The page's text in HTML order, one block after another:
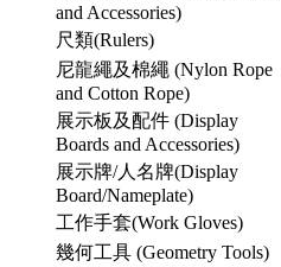
and Accessories)
尺類(Rulers)
尼龍繩及棉繩 (Nylon Rope
and Cotton Rope)
展示板及配件 (Display
Boards and Accessories)
展示牌/人名牌(Display
Board/Nameplate)
工作手套(Work Gloves)
幾何工具 (Geometry Tools)